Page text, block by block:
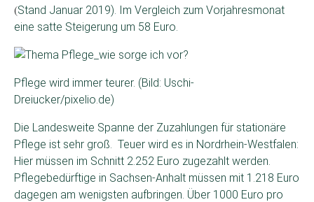
(Stand Januar 2019). Im Vergleich zum Vorjahresmonat
eine satte Steigerung um 58 Euro.
Pflege wird immer teurer. (Bild: Uschi-
Dreiucker/pixelio.de)
Die Landesweite Spanne der Zuzahlungen für stationäre
Pflege ist sehr groß. Teuer wird es in Nordrhein-Westfalen:
Hier müssen im Schnitt 2.252 Euro zugezahlt werden.
Pflegebedürftige in Sachsen-Anhalt müssen mit 1.218 Euro
dagegen am wenigsten aufbringen. Über 1000 Euro pro